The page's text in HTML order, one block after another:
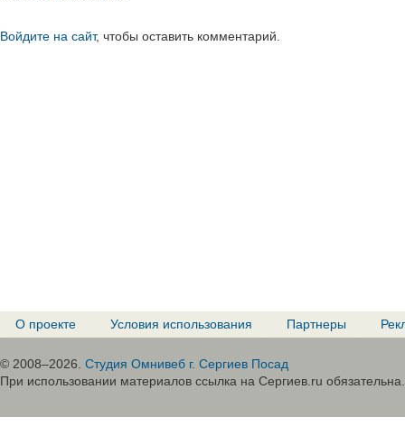
Войдите на сайт, чтобы оставить комментарий.
О проекте Условия использования Партнеры
© 2008–2026. Студия Омнивеб г. Сергиев Посад
При использовании материалов ссылка на Сергиев.ru обязательна.